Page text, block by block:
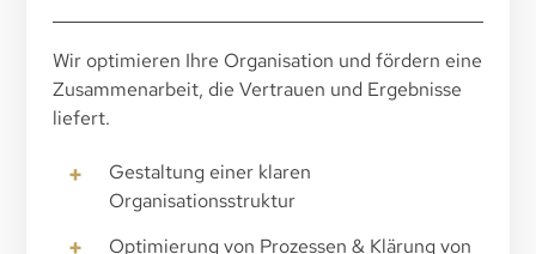
Wir optimieren Ihre Organisation und fördern eine
Zusammenarbeit, die Vertrauen und Ergebnisse
liefert.
+
Gestaltung einer klaren
Organisationsstruktur
Optimierung von Prozessen & Klärung von